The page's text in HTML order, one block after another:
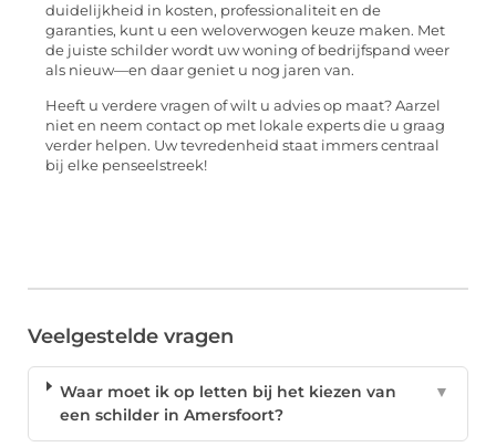
duidelijkheid in kosten, professionaliteit en de
garanties, kunt u een weloverwogen keuze maken. Met
de juiste schilder wordt uw woning of bedrijfspand weer
als nieuw—en daar geniet u nog jaren van.
Heeft u verdere vragen of wilt u advies op maat? Aarzel
niet en neem contact op met lokale experts die u graag
verder helpen. Uw tevredenheid staat immers centraal
bij elke penseelstreek!
Veelgestelde vragen
Waar moet ik op letten bij het kiezen van
een schilder in Amersfoort?
▼